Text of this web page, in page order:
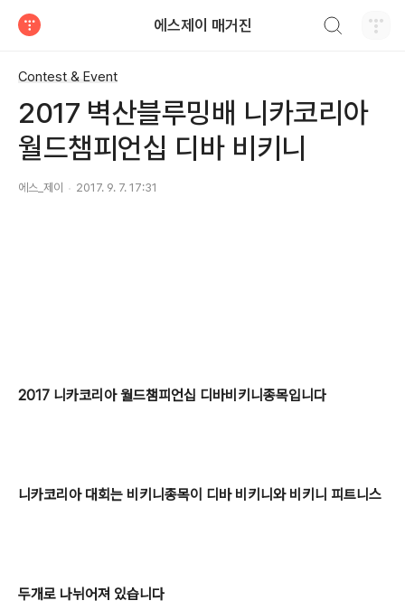
에스제이 매거진
Contest & Event
2017 벽산블루밍배 니카코리아
월드챔피언십 디바 비키니
에스_제이 2017. 9. 7. 17:31
2017 니카코리아 월드챔피언십 디바비키니종목입니다
니카코리아 대회는 비키니종목이 디바 비키니와 비키니 피트니스
두개로 나뉘어져 있습니다